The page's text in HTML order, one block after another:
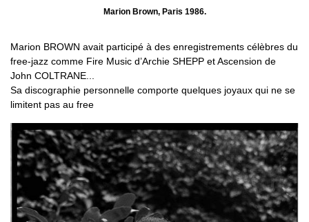
Marion Brown, Paris 1986.
Marion BROWN avait participé à des enregistrements célèbres du
free-jazz comme Fire Music d’Archie SHEPP et Ascension de
John COLTRANE...
Sa discographie personnelle comporte quelques joyaux qui ne se
limitent pas au free